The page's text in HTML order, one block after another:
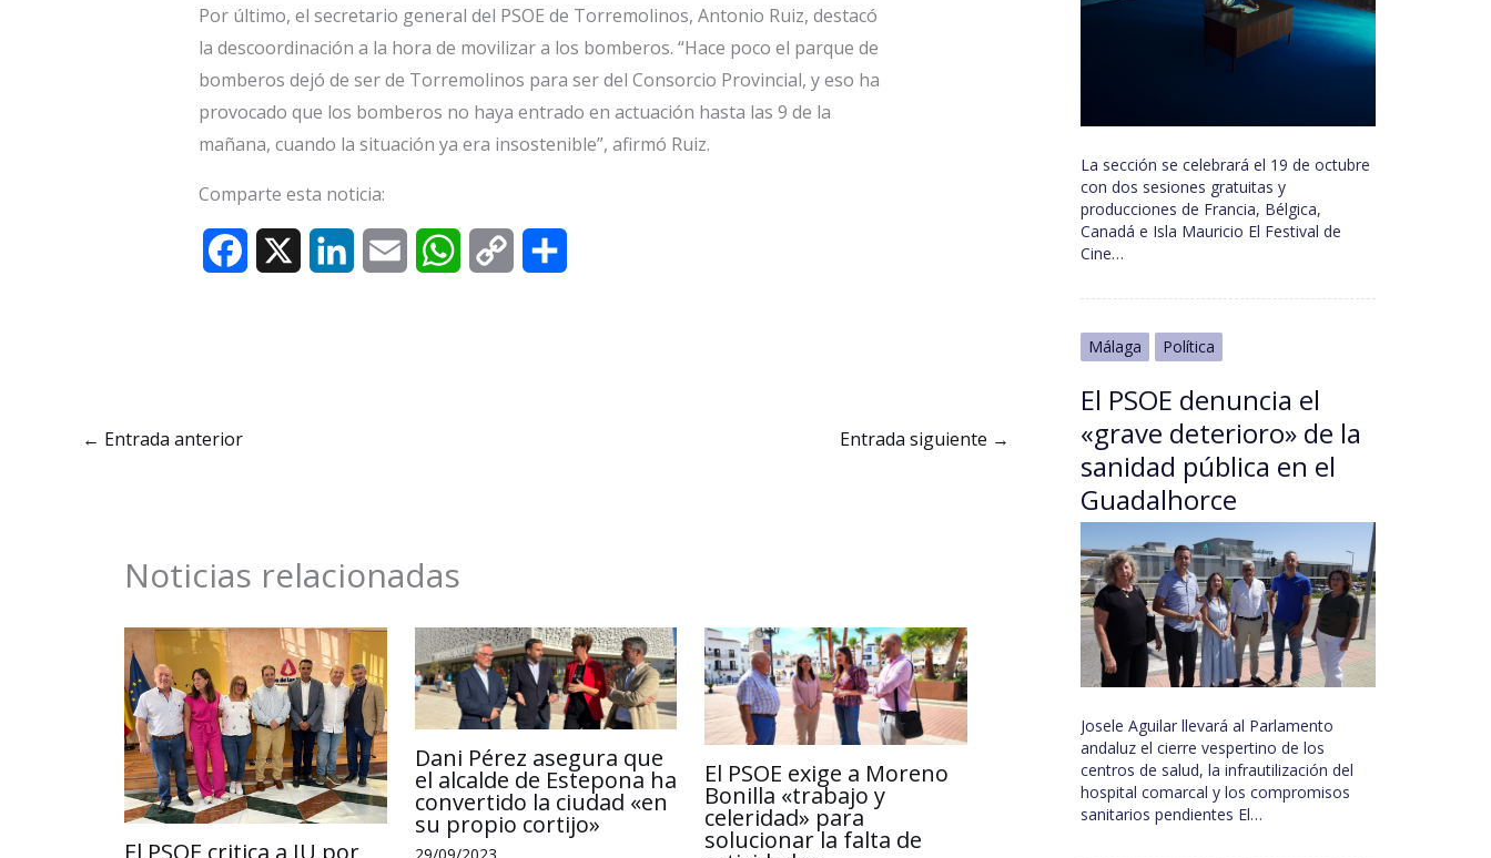
Por último, el secretario general del PSOE de Torremolinos, Antonio Ruiz, destacó
la descoordinación a la hora de movilizar a los bomberos. “Hace poco el parque de
bomberos dejó de ser de Torremolinos para ser del Consorcio Provincial, y eso ha
provocado que los bomberos no haya entrado en actuación hasta las 9 de la
mañana, cuando la situación ya era insostenible”, afirmó Ruiz.
Comparte esta noticia:
W
← Entrada anterior Entrada siguiente →
Noticias relacionadas
El PSOE critica a IU por
Dani Pérez asegura que
el alcalde de Estepona ha
convertido la ciudad «en
su propio cortijo»
El PSOE exige a Moreno
Bonilla «trabajo y
celeridad» para
solucionar la falta de
La sección se celebrará el 19 de octubre
con dos sesiones gratuitas y
producciones de Francia, Bélgica,
Canadá e Isla Mauricio El Festival de
Cine…
Málaga Política
El PSOE denuncia el
«grave deterioro» de la
sanidad pública en el
Guadalhorce
Josele Aguilar llevará al Parlamento
andaluz el cierre vespertino de los
centros de salud, la infrautilización del
hospital comarcal y los compromisos
sanitarios pendientes El…